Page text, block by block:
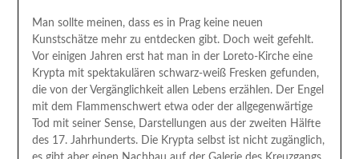
Man sollte meinen, dass es in Prag keine neuen
Kunstschätze mehr zu entdecken gibt. Doch weit gefehlt.
Vor einigen Jahren erst hat man in der Loreto-Kirche eine
Krypta mit spektakulären schwarz-weiß Fresken gefunden,
die von der Vergänglichkeit allen Lebens erzählen. Der Engel
mit dem Flammenschwert etwa oder der allgegenwärtige
Tod mit seiner Sense, Darstellungen aus der zweiten Hälfte
des 17. Jahrhunderts. Die Krypta selbst ist nicht zugänglich,